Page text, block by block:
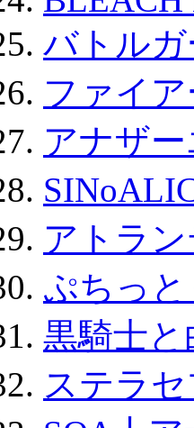
バトル
ファイ
アナザ
アトラ
ぷちっ
黒騎士と
ステラ